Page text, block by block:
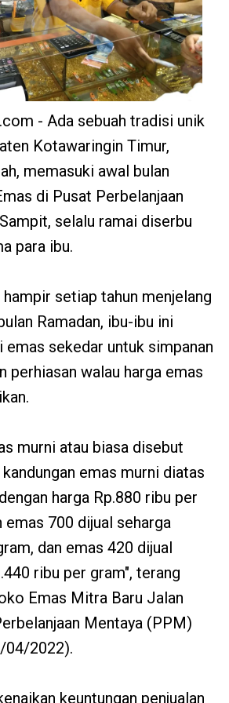
- Ada sebuah tradisi unik
Kotawaringin Timur,
memasuki awal bulan
di Pusat Perbelanjaan
selalu ramai diserbu
para ibu.
setiap tahun menjelang
Ramadan, ibu-ibu ini
emas sekedar untuk simpanan
perhiasan walau harga emas
murni atau biasa disebut
emas murni diatas
harga Rp.880 ribu per
emas 700 dijual seharga
dan emas 420 dijual
ribu per gram", terang
Emas Mitra Baru Jalan
Mentaya (PPM)
04/2022).
keuntungan penjualan